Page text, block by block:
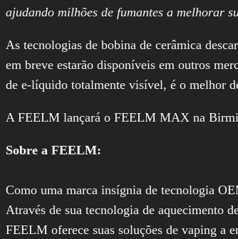
ajudando milhões de fumantes a melhorar
As tecnologias de bobina de cerâmica
em breve estarão disponíveis em outros
de e-líquido totalmente visível, é o melhor
A FEELM lançará o FEELM MAX na
Sobre a FEELM:
Como uma marca insígnia de tecnologia
Através de sua tecnologia de aquecimento
FEELM oferece suas soluções de vaping a